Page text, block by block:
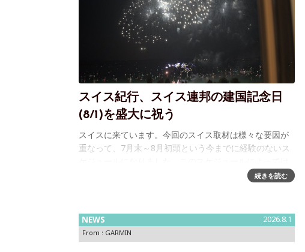
スイス紀行、スイス連邦の建国記念日
(8/1)を盛大に祝う
スイスに来ています。今回のスイス取材は様々な要因が
重なって、7月末～8月初頭という今までに経験のないス
じめてスイス連邦の建国記念日、すなわちSchweizer
続きを読む
NEWS 2026.8.1
From : GARMIN